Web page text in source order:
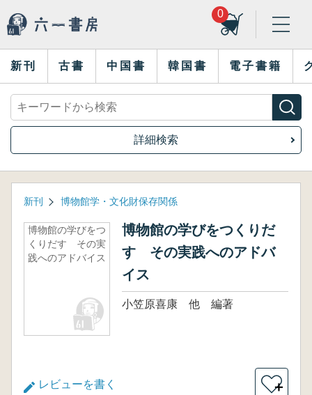
0
新刊 古書 中国書 韓国書 電子書籍
詳細検索
新刊 博物館学・文化財保存関係
博物館の学びをつ
くりだす その実
践へのアドバイス
博物館の学びをつくりだ
す その実践へのアドバ
イス
小笠原喜康 他 編著
レビューを書く ＋